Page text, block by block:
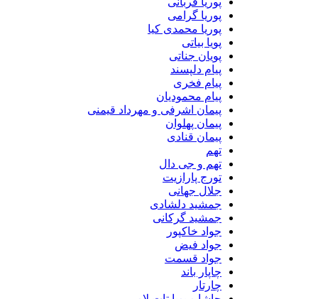
پوریا گرامی
پوریا محمدی کیا
پویا بیاتی
پویان جناتی
پیام دلپسند
پیام فخری
پیام محمودیان
پیمان اشرفی و مهرداد قیمنی
پیمان پهلوان
پیمان قنادی
تهم و جی دال
تورج پارازیت
جلال جهانی
جمشید دلشادی
جمشید گرکانی
جواد خاکپور
جواد فیض
جواد قسمت
چاپار باند
چارتار